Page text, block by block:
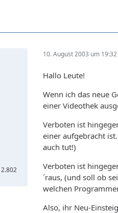
2.802
10. August 2003 um 19:32
Hallo Leute!
Wenn ich das neue
einer Videothek
Verboten ist
einer aufgebracht
auch tut!)
Verboten ist
´raus, (und soll ob
welchen
Also, ihr Neu-